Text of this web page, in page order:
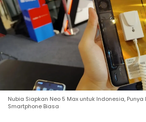
Nubia Siapkan Neo 5 Max untuk Indonesia, Punya
Smartphone Biasa